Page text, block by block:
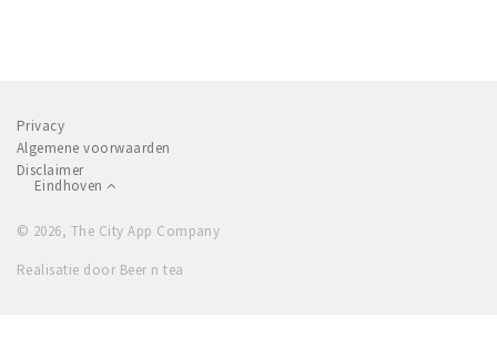
Privacy
Algemene voorwaarden
Disclaimer
Eindhoven
© 2026, The City App Company
Realisatie door Beer n tea